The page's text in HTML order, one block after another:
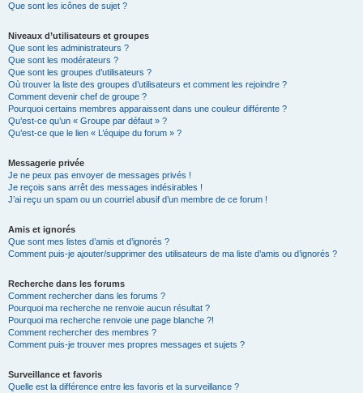
Que sont les icônes de sujet ?
Niveaux d’utilisateurs et groupes
Que sont les administrateurs ?
Que sont les modérateurs ?
Que sont les groupes d’utilisateurs ?
Où trouver la liste des groupes d’utilisateurs et comment les rejoindre ?
Comment devenir chef de groupe ?
Pourquoi certains membres apparaissent dans une couleur différente ?
Qu’est-ce qu’un « Groupe par défaut » ?
Qu’est-ce que le lien « L’équipe du forum » ?
Messagerie privée
Je ne peux pas envoyer de messages privés !
Je reçois sans arrêt des messages indésirables !
J’ai reçu un spam ou un courriel abusif d’un membre de ce forum !
Amis et ignorés
Que sont mes listes d’amis et d’ignorés ?
Comment puis-je ajouter/supprimer des utilisateurs de ma liste d’amis ou d’ignorés ?
Recherche dans les forums
Comment rechercher dans les forums ?
Pourquoi ma recherche ne renvoie aucun résultat ?
Pourquoi ma recherche renvoie une page blanche ?!
Comment rechercher des membres ?
Comment puis-je trouver mes propres messages et sujets ?
Surveillance et favoris
Quelle est la différence entre les favoris et la surveillance ?